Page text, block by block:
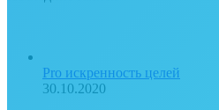
Pro искренность целей
30.10.2020